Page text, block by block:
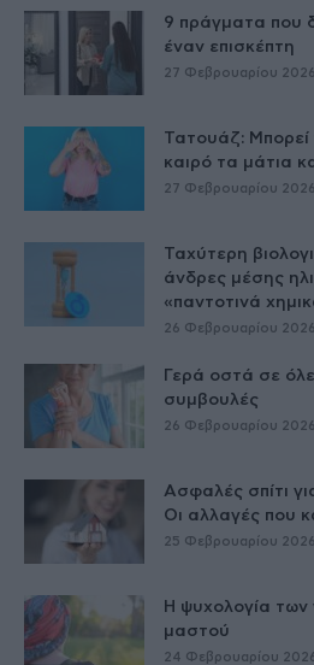
9 πράγματα που
έναν επισκέπτη
27 Φεβρουαρίου 2026
Τατουάζ:
καιρό τα μάτια
27 Φεβρουαρίου 2026
Ταχύτερη
άνδρες μέσης
«παντοτινά
26 Φεβρουαρίου 2026
Γερά οστά σε
συμβουλές
26 Φεβρουαρίου 2026
Ασφαλές σπίτι
Οι αλλαγές που
25 Φεβρουαρίου 2026
Η ψυχολογία των
μαστού
24 Φεβρουαρίου